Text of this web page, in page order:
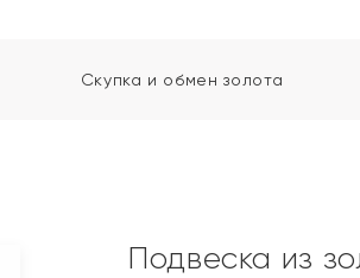
Скупка и обмен золота
Подвеска из